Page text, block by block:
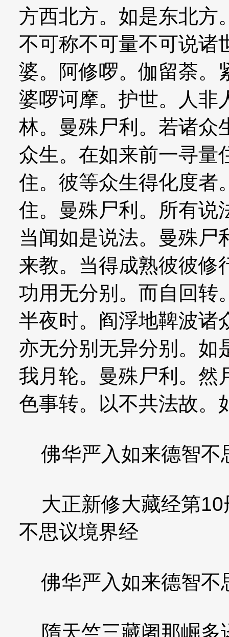
方西北方。如是东北方
不可称不可量不可说诸
婆。阿修啰。伽留荼。
婆啰诃摩。护世。人非
林。曼殊尸利。若诸众
众生。在如来前一寻量
住。彼等众生得化度者
住。曼殊尸利。所有说
当闻如是说法。曼殊尸
来教。当得成熟彼彼修
功用无分别。而自回转
半夜时。阎浮地鞞波诸
亦无分别无异分别。如
我月轮。曼殊尸利。然
色事转。以不共法故
佛华严入如来德智不
大正新修大藏经第10
不思议境界经
佛华严入如来德智不
隋天竺三藏阇那崛多